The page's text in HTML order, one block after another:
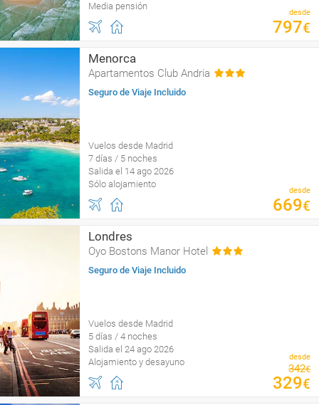
Media pensión
desde
797€
Menorca
Apartamentos Club Andria
Seguro de Viaje Incluido
Vuelos desde Madrid
7 días / 5 noches
Salida el 14 ago 2026
Sólo alojamiento
desde
669€
Londres
Oyo Bostons Manor Hotel
Seguro de Viaje Incluido
Vuelos desde Madrid
5 días / 4 noches
Salida el 24 ago 2026
Alojamiento y desayuno
desde
342€
329€